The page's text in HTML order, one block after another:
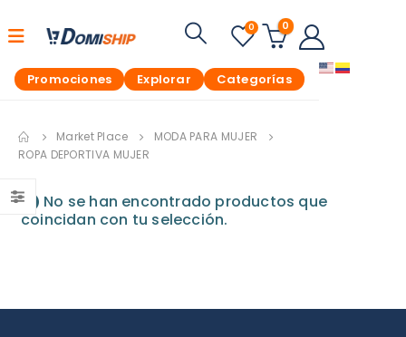
0 0
Promociones Explorar Categorías
Market Place
MODA PARA MUJER
ROPA DEPORTIVA MUJER
No se han encontrado productos que
coincidan con tu selección.